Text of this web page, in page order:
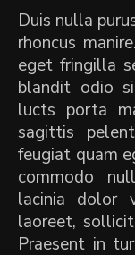
Duis nulla
rhoncus
eget fringilla
blandit odio
lucts porta
sagittis
feugiat quam
commodo
lacinia dolor
laoreet,
Praesent in